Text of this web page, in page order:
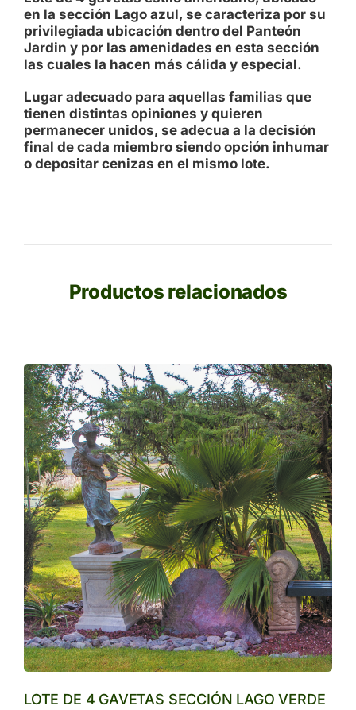
en la sección Lago azul, se caracteriza por su
privilegiada ubicación dentro del Panteón
Jardin y por las amenidades en esta sección
las cuales la hacen más cálida y especial.
Lugar adecuado para aquellas familias que
tienen distintas opiniones y quieren
permanecer unidos, se adecua a la decisión
final de cada miembro siendo opción inhumar
o depositar cenizas en el mismo lote.
Productos relacionados
LOTE DE 4 GAVETAS SECCIÓN LAGO VERDE